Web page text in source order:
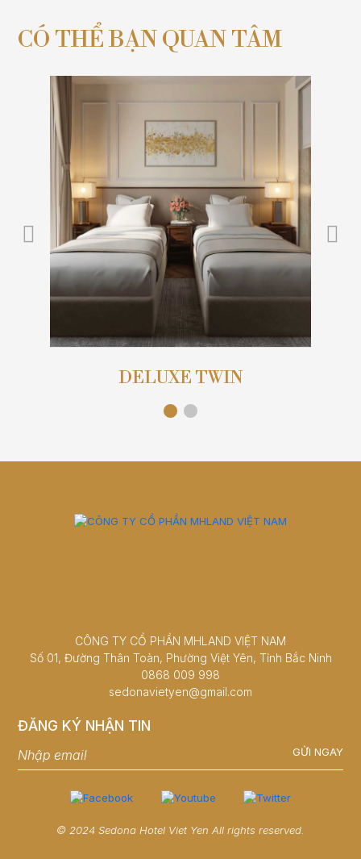
CÓ THỂ BẠN QUAN TÂM
DELUXE TWIN
CÔNG TY CỔ PHẦN MHLAND VIỆT NAM
Số 01, Đường Thân Toàn, Phường Việt Yên, Tỉnh Bắc Ninh
0868 009 998
sedonavietyen@gmail.com
ĐĂNG KÝ NHẬN TIN
GỬI NGAY
© 2024 Sedona Hotel Viet Yen All rights reserved.